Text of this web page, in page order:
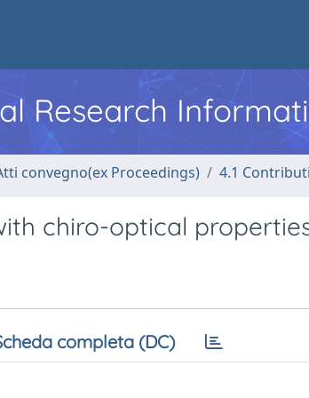
Research
convegno(ex Proceedings) 4.1
chiro-optical
completa (DC)